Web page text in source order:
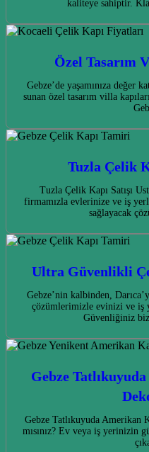
kaliteye sahiptir.
Özel Tasarım
Gebze’de yaşamınıza değer
sunan özel tasarım villa
Tuzla Çelik
Tuzla Çelik Kapı Satışı
firmamızla evlerinize ve iş
sağlayacak
Ultra Güvenlikli
Gebze’nin kalbinden,
çözümlerimizle evinizi ve iş
Güvenliğiniz
Gebze
Gebze Tatlıkuyuda Amerikan
mısınız? Ev veya iş yerinizin